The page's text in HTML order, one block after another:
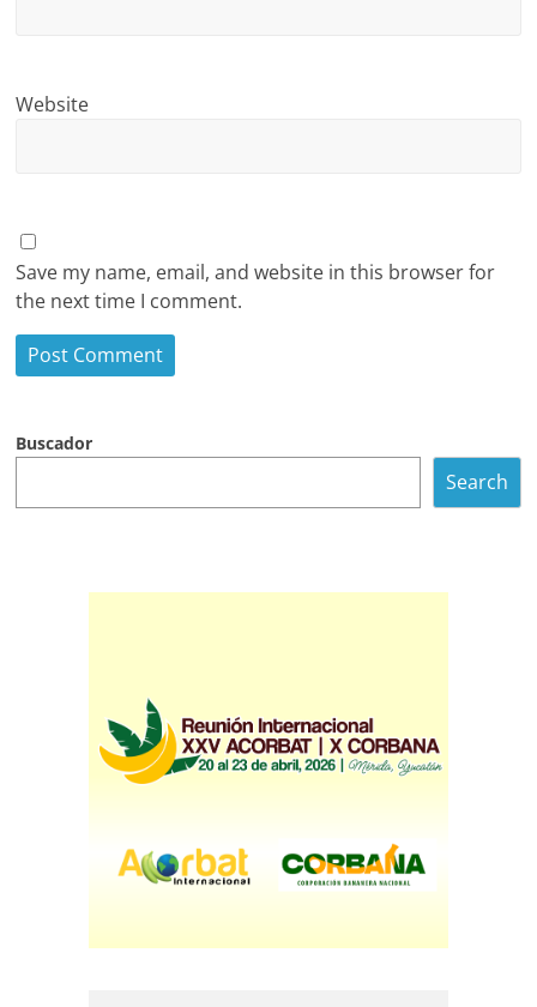
Website
Save my name, email, and website in this browser for
the next time I comment.
Buscador
Search